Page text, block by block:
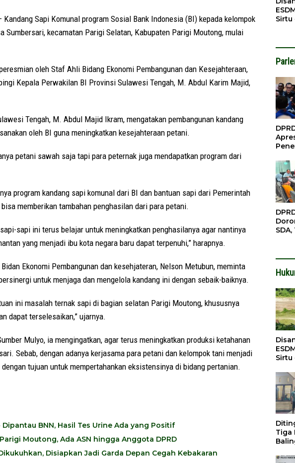
– Kandang Sapi Komunal program Sosial Bank Indonesia (BI) kepada kelompok
Sumbersari, kecamatan Parigi Selatan, Kabupaten Parigi Moutong, mulai
oleh Staf Ahli Bidang Ekonomi Pembangunan dan Kesejahteraan,
Kepala Perwakilan BI Provinsi Sulawesi Tengah, M. Abdul Karim Majid,
Tengah, M. Abdul Majid Ikram, mengatakan pembangunan kandang
oleh BI guna meningkatkan kesejahteraan petani.
petani sawah saja tapi para peternak juga mendapatkan program dari
program kandang sapi komunal dari BI dan bantuan sapi dari Pemerintah
memberikan tambahan penghasilan dari para petani.
sapi ini terus belajar untuk meningkatkan penghasilanya agar nantinya
yang menjadi ibu kota negara baru dapat terpenuhi,” harapnya.
Ekonomi Pembangunan dan kesehjateran, Nelson Metubun, meminta
untuk menjaga dan mengelola kandang ini dengan sebaik-baiknya.
ini masalah ternak sapi di bagian selatan Parigi Moutong, khususnya
dapat terselesaikan,” ujarnya.
Mulyo, ia mengingatkan, agar terus meningkatkan produksi ketahanan
Sebab, dengan adanya kerjasama para petani dan kelompok tani menjadi
tujuan untuk mempertahankan eksistensinya di bidang pertanian.
Dipantau BNN, Hasil Tes Urine Ada yang Positif
Moutong, Ada ASN hingga Anggota DPRD
Disiapkan Jadi Garda Depan Cegah Kebakaran
Sirtu
Sirtu
Tiga